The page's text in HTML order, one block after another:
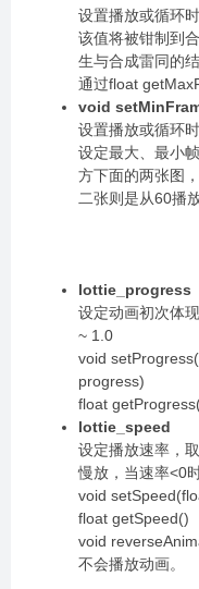
设置播放或循环
该值将被钳制到
生与合成雷同的结
通过float
void
设置播放或循环
设定最大、最小
方下面的两张图
二张则是从60播
lottie_progress
设定动画初次体
~ 1.0
void
progress)
float
lottie_speed
设定播放速率，
慢放，当速率<0
void
float getSpeed()
void
不会播放动画。